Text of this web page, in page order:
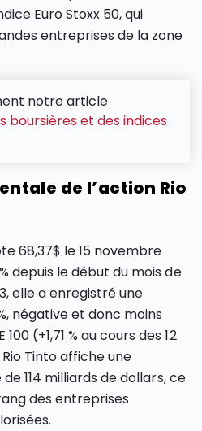
Euro Stoxx 50, qui
entreprises de la zone
notre article
boursières et des indices
de l’action Rio
68,37$ le 15 novembre
depuis le début du mois de
elle a enregistré une
négative et donc moins
(+1,71 % au cours des 12
Tinto affiche une
114 milliards de dollars, ce
des entreprises